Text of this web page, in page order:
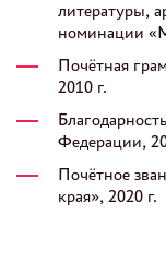
литературы,
номинации
Почётная
2010 г.
Федерации,
Почётное
края», 2020 г.